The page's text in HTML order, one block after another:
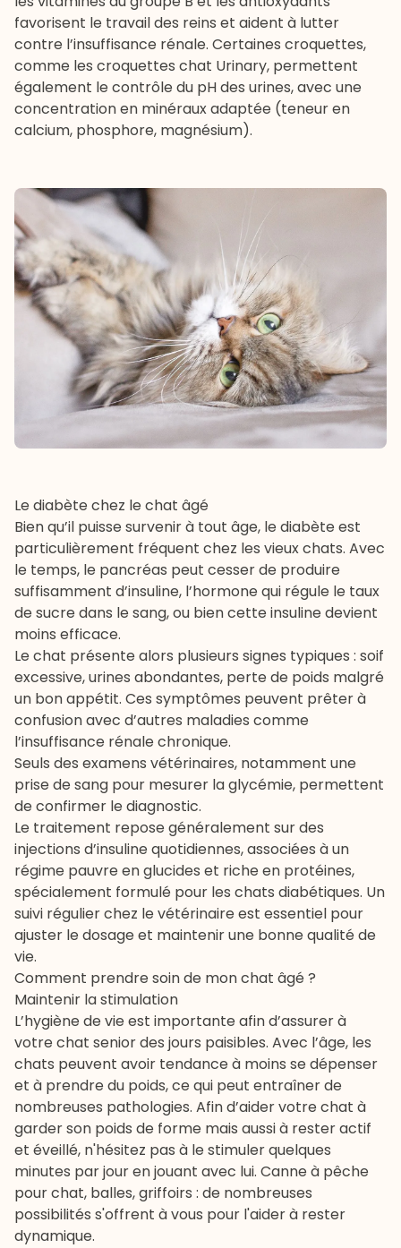
favorisent le travail des reins et aident à lutter
contre l’insuffisance rénale. Certaines croquettes,
comme les croquettes chat Urinary, permettent
également le contrôle du pH des urines, avec une
concentration en minéraux adaptée (teneur en
calcium, phosphore, magnésium).
Le diabète chez le chat âgé
Bien qu’il puisse survenir à tout âge, le diabète est
particulièrement fréquent chez les vieux chats. Avec
le temps, le pancréas peut cesser de produire
suffisamment d’insuline, l’hormone qui régule le taux
de sucre dans le sang, ou bien cette insuline devient
moins efficace.
Le chat présente alors plusieurs signes typiques : soif
excessive, urines abondantes, perte de poids malgré
un bon appétit. Ces symptômes peuvent prêter à
confusion avec d’autres maladies comme
l’insuffisance rénale chronique.
Seuls des examens vétérinaires, notamment une
prise de sang pour mesurer la glycémie, permettent
de confirmer le diagnostic.
Le traitement repose généralement sur des
injections d’insuline quotidiennes, associées à un
régime pauvre en glucides et riche en protéines,
spécialement formulé pour les chats diabétiques. Un
suivi régulier chez le vétérinaire est essentiel pour
ajuster le dosage et maintenir une bonne qualité de
vie.
Comment prendre soin de mon chat âgé ?
Maintenir la stimulation
L’hygiène de vie est importante afin d’assurer à
votre chat senior des jours paisibles. Avec l’âge, les
chats peuvent avoir tendance à moins se dépenser
et à prendre du poids, ce qui peut entraîner de
nombreuses pathologies. Afin d’aider votre chat à
garder son poids de forme mais aussi à rester actif
et éveillé, n'hésitez pas à le stimuler quelques
minutes par jour en jouant avec lui. Canne à pêche
pour chat, balles,griffoirs : de nombreuses
possibilités s'offrent à vous pour l'aider à rester
dynamique.